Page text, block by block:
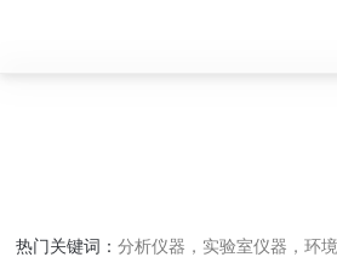
热门关键词：分析仪器，实验室仪器，环